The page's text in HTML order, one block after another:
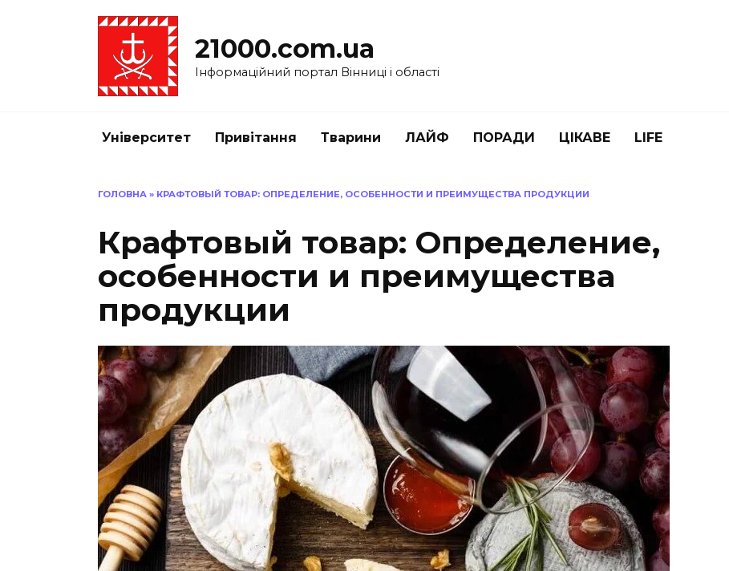
21000.com.ua
Інформаційний портал Вінниці і області
Університет Привітання Тварини ЛАЙФ ПОРАДИ ЦІКАВЕ LIFE
ГОЛОВНА » КРАФТОВЫЙ ТОВАР: ОПРЕДЕЛЕНИЕ, ОСОБЕННОСТИ И ПРЕИМУЩЕСТВА ПРОДУКЦИИ
Крафтовый товар: Определение,
особенности и преимущества
продукции